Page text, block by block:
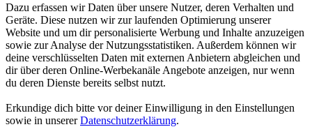
Dazu erfassen wir Daten über unsere Nutzer, deren Verhalten und
Geräte. Diese nutzen wir zur laufenden Optimierung unserer
Website und um dir personalisierte Werbung und Inhalte anzuzeigen
sowie zur Analyse der Nutzungsstatistiken. Außerdem können wir
deine verschlüsselten Daten mit externen Anbietern abgleichen und
dir über deren Online-Werbekanäle Angebote anzeigen, nur wenn
du deren Dienste bereits selbst nutzt.
Erkundige dich bitte vor deiner Einwilligung in den Einstellungen
sowie in unsererDatenschutzerklärung.